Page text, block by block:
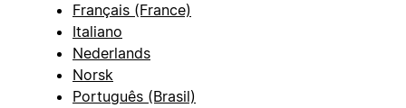
Français (France)
Italiano
Nederlands
Norsk
Português (Brasil)